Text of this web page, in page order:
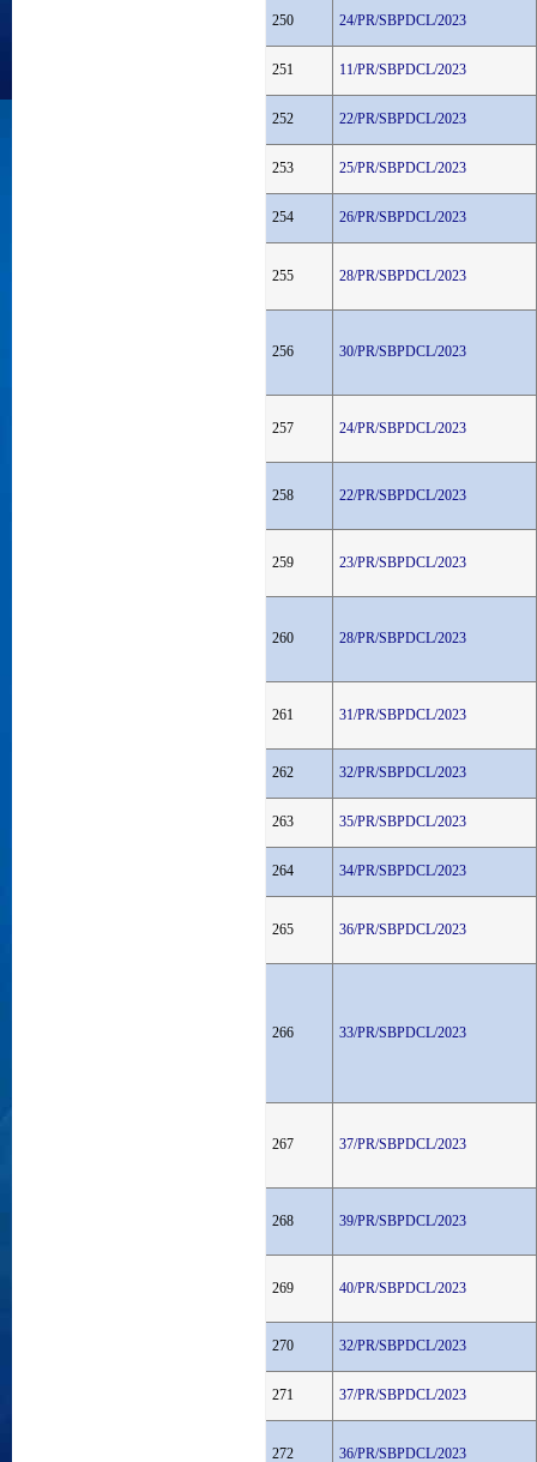
250 24/PR/SBPDCL/2023
251 11/PR/SBPDCL/2023
252 22/PR/SBPDCL/2023
253 25/PR/SBPDCL/2023
254 26/PR/SBPDCL/2023
255 28/PR/SBPDCL/2023
256 30/PR/SBPDCL/2023
257 24/PR/SBPDCL/2023
258 22/PR/SBPDCL/2023
259 23/PR/SBPDCL/2023
260 28/PR/SBPDCL/2023
261 31/PR/SBPDCL/2023
262 32/PR/SBPDCL/2023
263 35/PR/SBPDCL/2023
264 34/PR/SBPDCL/2023
265 36/PR/SBPDCL/2023
266 33/PR/SBPDCL/2023
267 37/PR/SBPDCL/2023
268 39/PR/SBPDCL/2023
269 40/PR/SBPDCL/2023
270 32/PR/SBPDCL/2023
271 37/PR/SBPDCL/2023
272 36/PR/SBPDCL/2023